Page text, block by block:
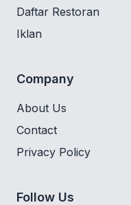
Daftar Restoran
Iklan
Company
About Us
Contact
Privacy Policy
Follow Us